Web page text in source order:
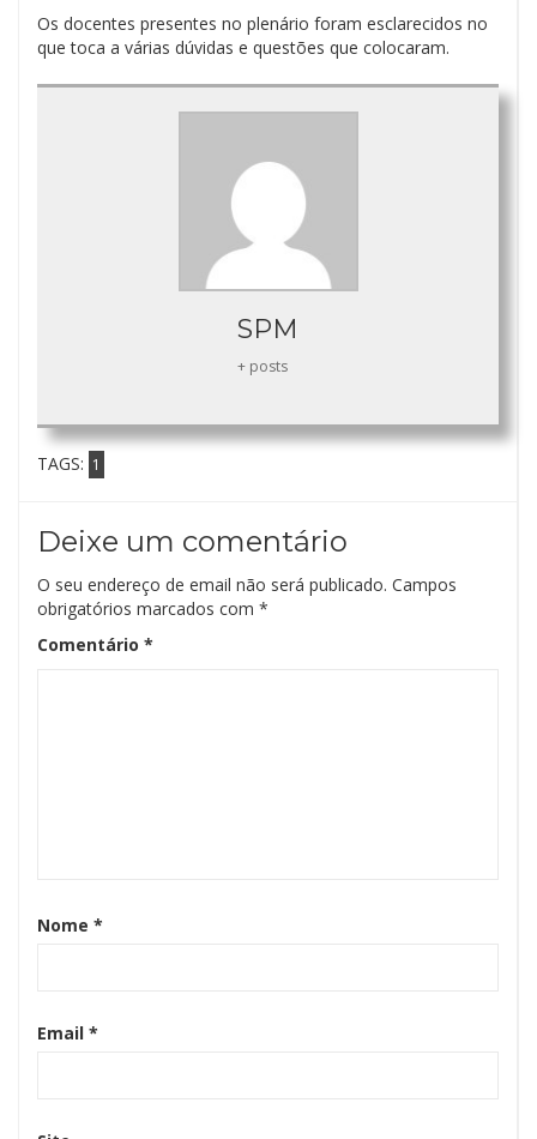
Os docentes presentes no plenário foram esclarecidos no
que toca a várias dúvidas e questões que colocaram.
SPM
+ posts
TAGS: 1
Deixe um comentário
O seu endereço de email não será publicado. Campos
obrigatórios marcados com *
Comentário *
Nome *
Email *